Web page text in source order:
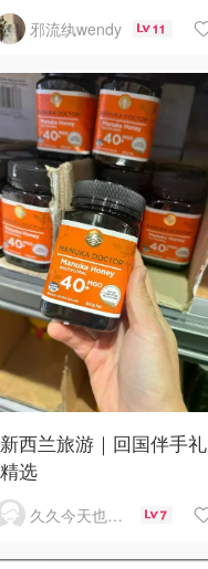
邪流纨wendy 11
新西兰旅游｜回国伴手礼
精选
久久今天也摆烂了 7